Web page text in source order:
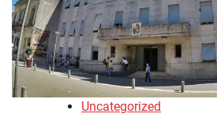
Uncategorized